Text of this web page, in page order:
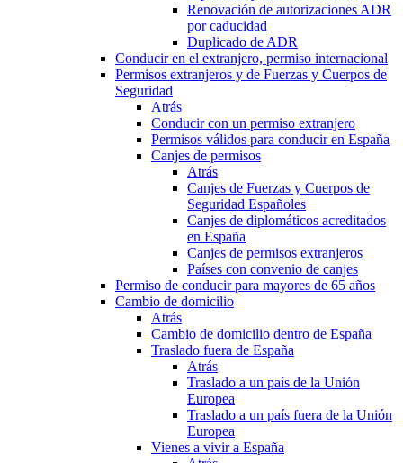
Renovación de autorizaciones ADR
por caducidad
Duplicado de ADR
Conducir en el extranjero, permiso internacional
Permisos extranjeros y de Fuerzas y Cuerpos de
Seguridad
Atrás
Conducir con un permiso extranjero
Permisos válidos para conducir en España
Canjes de permisos
Atrás
Canjes de Fuerzas y Cuerpos de
Seguridad Españoles
Canjes de diplomáticos acreditados
en España
Canjes de permisos extranjeros
Países con convenio de canjes
Permiso de conducir para mayores de 65 años
Cambio de domicilio
Atrás
Cambio de domicilio dentro de España
Traslado fuera de España
Atrás
Traslado a un país de la Unión
Europea
Traslado a un país fuera de la Unión
Europea
Vienes a vivir a España